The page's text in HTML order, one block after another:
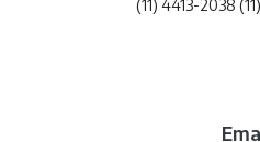
(11) 4413-2038